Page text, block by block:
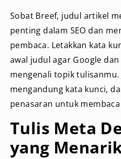
Sobat Breef, judul artikel
penting dalam SEO dan
pembaca. Letakkan kata
awal judul agar Google
mengenali topik tulisanmu.
mengandung kata kunci,
penasaran untuk
Tulis Meta
yang